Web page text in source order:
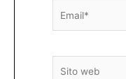
Sito